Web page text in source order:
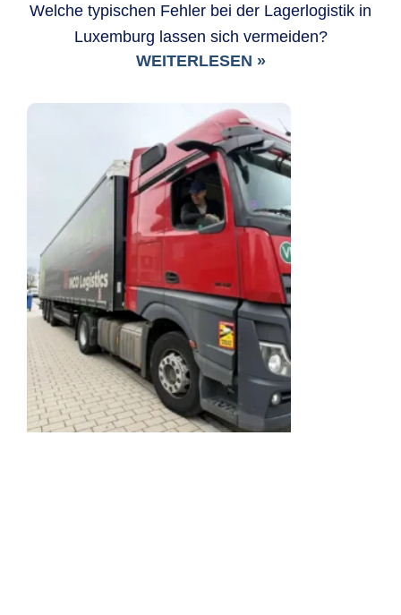
Welche typischen Fehler bei der Lagerlogistik in
Luxemburg lassen sich vermeiden?
WEITERLESEN »